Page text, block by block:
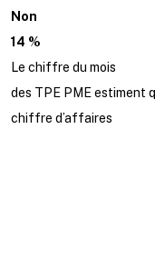
Non
14 %
Le chiffre du mois
des TPE PME estiment
chiffre d’affaires